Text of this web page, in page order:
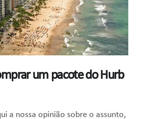
um pacote do Hurb
a nossa opinião sobre o assunto,